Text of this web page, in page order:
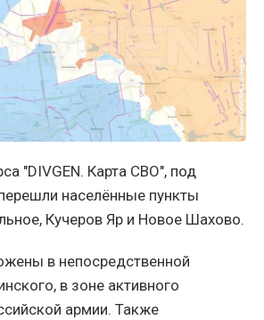
"DIVGEN. Карта СВО", под
населённые пункты
Кучеров Яр и Новое Шахово.
в непосредственной
в зоне активного
армии. Также